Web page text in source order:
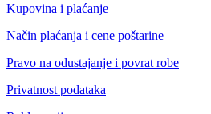
Kupovina i plaćanje
Način plaćanja i cene poštarine
Pravo na odustajanje i povrat robe
Privatnost podataka